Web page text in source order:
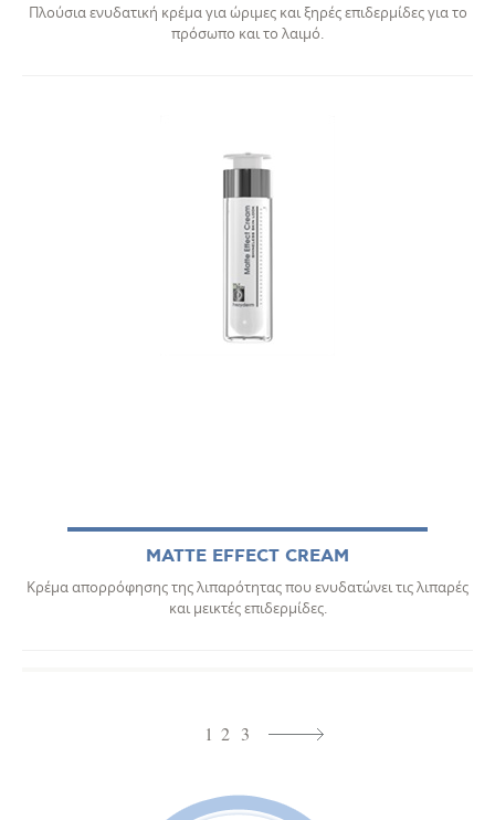
Πλούσια ενυδατική κρέμα για ώριμες και ξηρές επιδερμίδες για το
πρόσωπο και το λαιμό.
MATTE EFFECT CREAM
Κρέμα απορρόφησης της λιπαρότητας που ενυδατώνει τις λιπαρές
και μεικτές επιδερμίδες.
1 2 3